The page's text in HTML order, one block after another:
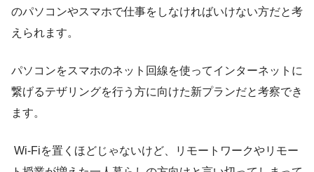
のパソコンやスマホで仕事をしなければいけない方だと考
えられます。
パソコンをスマホのネット回線を使ってインターネットに
繋げるテザリングを行う方に向けた新プランだと考察でき
ます。
Wi-Fiを置くほどじゃないけど、リモートワークやリモー